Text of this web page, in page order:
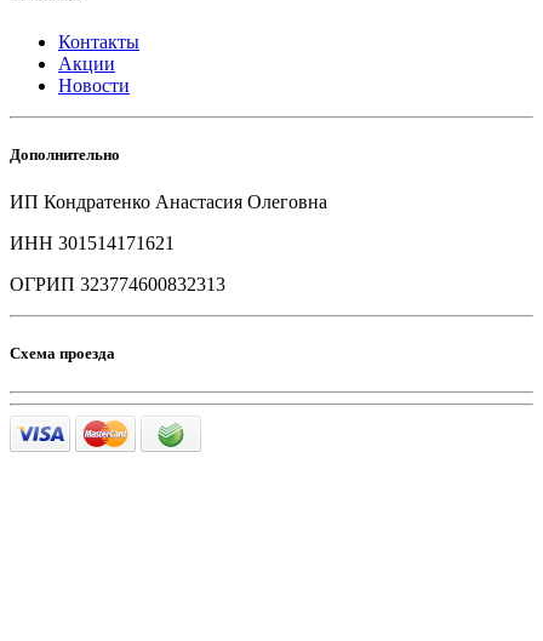
Контакты
Акции
Новости
Дополнительно
ИП Кондратенко Анастасия Олеговна
ИНН 301514171621
ОГРИП 323774600832313
Схема проезда